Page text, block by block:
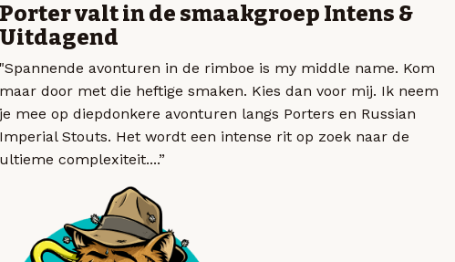
Porter valt in de smaakgroep Intens &
Uitdagend
"Spannende avonturen in de rimboe is my middle name. Kom
maar door met die heftige smaken. Kies dan voor mij. Ik neem
je mee op diepdonkere avonturen langs Porters en Russian
Imperial Stouts. Het wordt een intense rit op zoek naar de
ultieme complexiteit....”